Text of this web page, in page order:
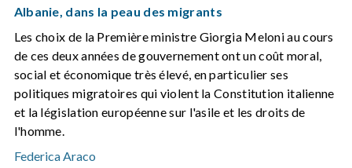
Albanie, dans la peau des migrants
Les choix de la Première ministre Giorgia Meloni au cours
de ces deux années de gouvernement ont un coût moral,
social et économique très élevé, en particulier ses
politiques migratoires qui violent la Constitution italienne
et la législation européenne sur l'asile et les droits de
l'homme.
Federica Araco